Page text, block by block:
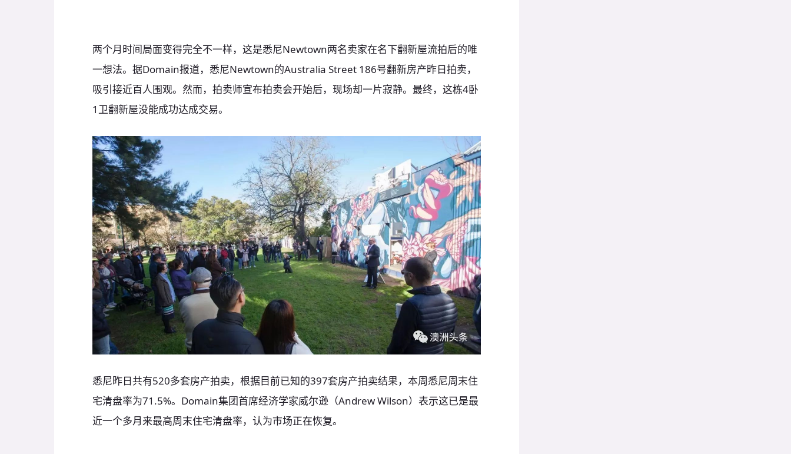
两个月时间局面变得完全不一样，这是悉尼Newtown两名卖家在名下翻新屋流拍后的唯
一想法。据Domain报道，悉尼Newtown的Australia Street 186号翻新房产昨日拍卖，
吸引接近百人围观。然而，拍卖师宣布拍卖会开始后，现场却一片寂静。最终，这栋4卧
1卫翻新屋没能成功达成交易。
悉尼昨日共有520多套房产拍卖，根据目前已知的397套房产拍卖结果，本周悉尼周末住
宅清盘率为71.5%。Domain集团首席经济学家威尔逊（Andrew Wilson）表示这已是最
近一个多月来最高周末住宅清盘率，认为市场正在恢复。